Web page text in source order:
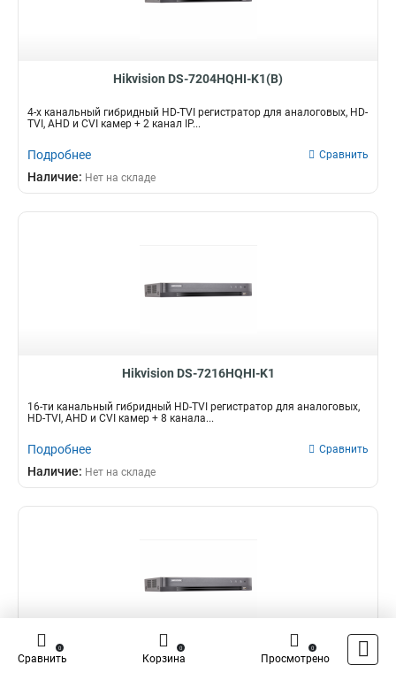
Hikvision DS-7204HQHI-K1(B)
4-х канальный гибридный HD-TVI регистратор для аналоговых, HD-
TVI, AHD и CVI камер + 2 канал IP...
Подробнее Сравнить
Наличие: Нет на складе
Hikvision DS-7216HQHI-K1
16-ти канальный гибридный HD-TVI регистратор для аналоговых,
HD-TVI, AHD и CVI камер + 8 канала...
Подробнее Сравнить
Наличие: Нет на складе
Hikvision DS-7316HUHI-K4
Сравнить
0
Корзина
0
Просмотрено
0